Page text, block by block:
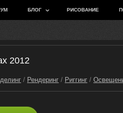
БЛОГ РИСОВАНИЕ
2012
/ Рендеринг / Риггинг /